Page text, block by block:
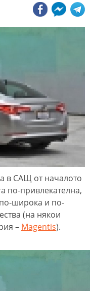
в САЩ от началото
по-привлекателна,
широка и по-
(на някои
– Magentis).